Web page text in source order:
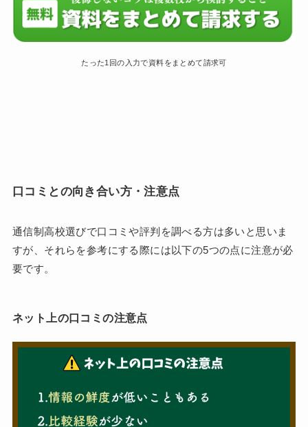
たった1回の入力で資料をまとめて請求可
口コミとの向き合い方・注意点
通信制高校選びで口コミや評判を調べる方は多いと思いま
すが、それらを参考にする際には以下の5つの点に注意が必
要です。
ネット上の口コミの注意点